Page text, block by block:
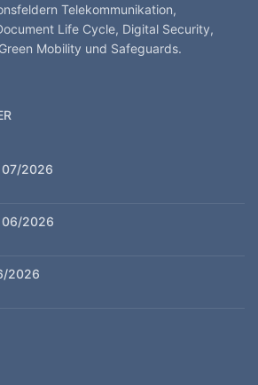
Telekommunikation,
Life Cycle, Digital Security,
Mobility und Safeguards.
2026
06/2026
2026